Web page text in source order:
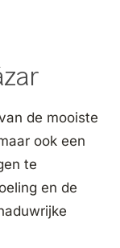
de mooiste
ook een
te
en de